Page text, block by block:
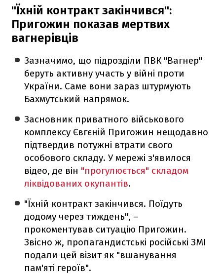
"Їхній контракт закінчився":
Пригожин показав мертвих
вагнерівців
Зазначимо, що підрозділи ПВК "Вагнер"
беруть активну участь у війні проти
України. Саме вони зараз штурмують
Бахмутський напрямок.
Засновник приватного військового
комплексу Євгєній Пригожин нещодавно
підтвердив потужні втрати свого
особового складу. У мережі з'явилося
відео, де він "прогулюється" складом
ліквідованих окупантів.
"Їхній контракт закінчився. Поїдуть
додому через тиждень", –
прокоментував ситуацію Пригожин.
Звісно ж, пропагандистські російські ЗМІ
подали цей візит як "вшанування
пам'яті героїв".